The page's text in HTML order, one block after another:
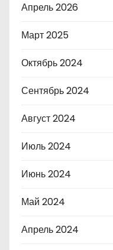
Апрель 2026
Март 2025
Октябрь 2024
Сентябрь 2024
Август 2024
Июль 2024
Июнь 2024
Май 2024
Апрель 2024